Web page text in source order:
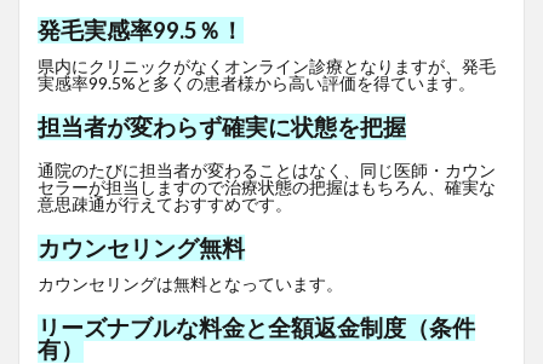
発毛実感率99.5％！
県内にクリニックがなくオンライン診療となりますが、発毛
実感率99.5%と多くの患者様から高い評価を得ています。
担当者が変わらず確実に状態を把握
通院のたびに担当者が変わることはなく、同じ医師・カウン
セラーが担当しますので治療状態の把握はもちろん、確実な
意思疎通が行えておすすめです。
カウンセリング無料
カウンセリングは無料となっています。
リーズナブルな料金と全額返金制度（条件
有）